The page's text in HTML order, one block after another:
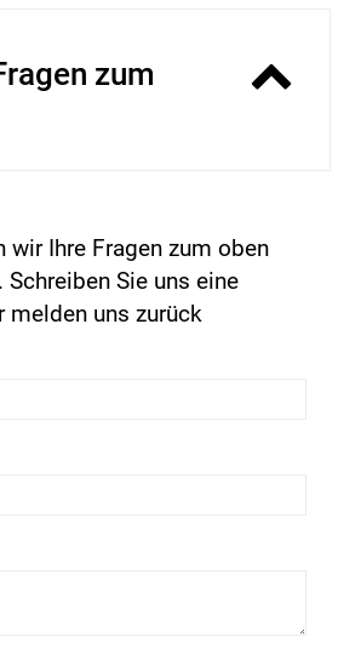
zum
wir Ihre Fragen zum oben
Sie uns eine
melden uns zurück